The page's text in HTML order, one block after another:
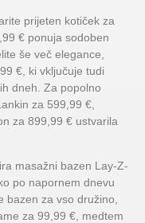
prijeten kotiček za
€ ponuja sodoben
še več elegance,
€, ki vključuje tudi
dneh. Za popolno
za 599,99 €,
za 899,99 € ustvarila
masažni bazen Lay-Z-
po napornem dnevu
bazen za vso družino,
za 99,99 €, medtem